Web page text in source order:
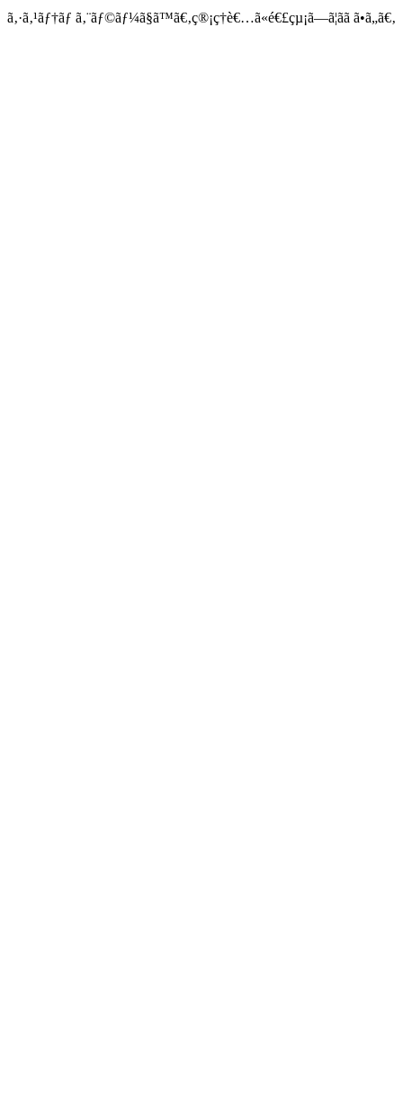
ã‚·ã‚¹ãƒ†ãƒ ã‚¨ãƒ©ãƒ¼ã§ã™ã€‚ç®¡ç†è€…ã«é€£çµ¡ã—ã¦ãã ã•ã„ã€‚